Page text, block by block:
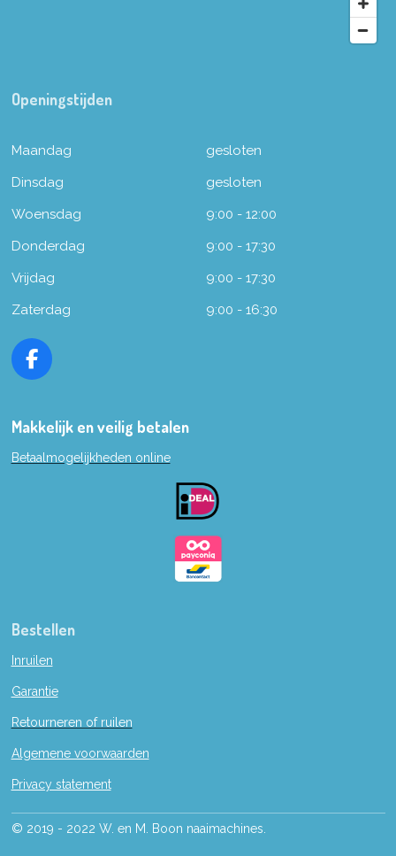
Openingstijden
Maandag
gesloten
Dinsdag
gesloten
Woensdag
9:00 - 12:00
Donderdag
9:00 - 17:30
Vrijdag
9:00 - 17:30
Zaterdag
9:00 - 16:30
F
e
o
Makkelijk en veilig betalen
Betaalmogelijkheden online
Bestellen
Inruilen
Garantie
Retourneren of ruilen
Algemene voorwaarden
Privacy statement
© 2019 - 2022 W. en M. Boon naaimachines.